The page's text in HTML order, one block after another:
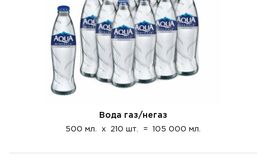
Вода газ/негаз
500 мл. x 210 шт. = 105 000 мл.